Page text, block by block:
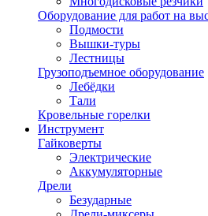
Оборудование для работ на
Подмости
Вышки-туры
Лестницы
Грузоподъемное оборудование
Лебёдки
Тали
Кровельные горелки
Инструмент
Гайковерты
Электрические
Аккумуляторные
Дрели
Безударные